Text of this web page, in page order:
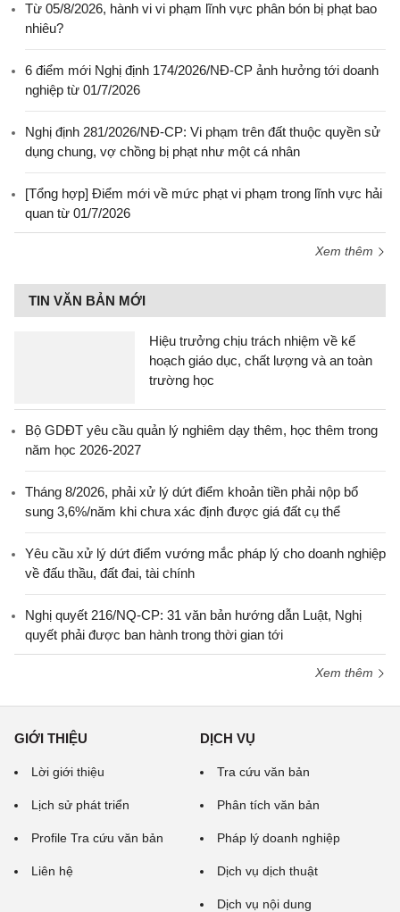
Từ 05/8/2026, hành vi vi phạm lĩnh vực phân bón bị phạt bao
nhiêu?
6 điểm mới Nghị định 174/2026/NĐ-CP ảnh hưởng tới doanh
nghiệp từ 01/7/2026
Nghị định 281/2026/NĐ-CP: Vi phạm trên đất thuộc quyền sử
dụng chung, vợ chồng bị phạt như một cá nhân
[Tổng hợp] Điểm mới về mức phạt vi phạm trong lĩnh vực hải
quan từ 01/7/2026
Xem thêm
TIN VĂN BẢN MỚI
Hiệu trưởng chịu trách nhiệm về kế
hoạch giáo dục, chất lượng và an toàn
trường học
Bộ GDĐT yêu cầu quản lý nghiêm dạy thêm, học thêm trong
năm học 2026-2027
Tháng 8/2026, phải xử lý dứt điểm khoản tiền phải nộp bổ
sung 3,6%/năm khi chưa xác định được giá đất cụ thể
Yêu cầu xử lý dứt điểm vướng mắc pháp lý cho doanh nghiệp
về đấu thầu, đất đai, tài chính
Nghị quyết 216/NQ-CP: 31 văn bản hướng dẫn Luật, Nghị
quyết phải được ban hành trong thời gian tới
Xem thêm
GIỚI THIỆU
Lời giới thiệu
Lịch sử phát triển
Profile Tra cứu văn bản
Liên hệ
DỊCH VỤ
Tra cứu văn bản
Phân tích văn bản
Pháp lý doanh nghiệp
Dịch vụ dịch thuật
Dịch vụ nội dung